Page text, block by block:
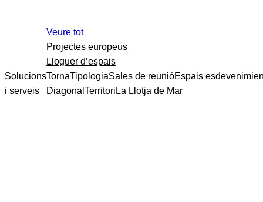
Solucions
i serveis
Veure tot
Projectes europeus
Lloguer d’espais
TornaTipologiaSales de reunióEspais
Diagonal Territori La Llotja de Mar